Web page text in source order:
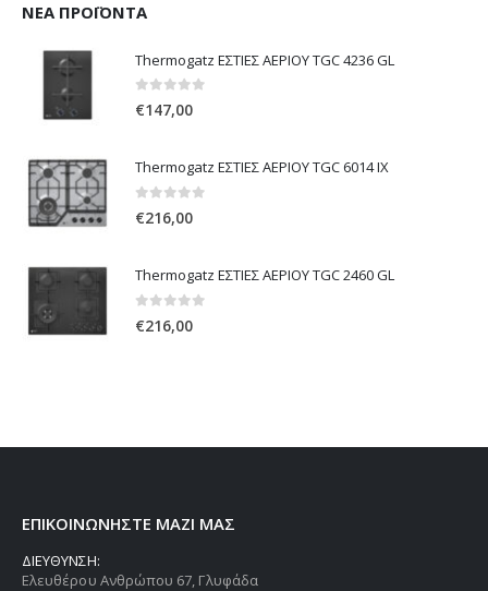
ΝΈΑ ΠΡΟΪΌΝΤΑ
Thermogatz ΕΣΤΙΕΣ ΑΕΡΙΟΥ TGC 4236 GL
0out of 5
€147,00
Thermogatz ΕΣΤΙΕΣ ΑΕΡΙΟΥ TGC 6014 IX
0out of 5
€216,00
Thermogatz ΕΣΤΙΕΣ ΑΕΡΙΟΥ TGC 2460 GL
0out of 5
€216,00
ΕΠΙΚΟΙΝΩΝΗΣΤΕ ΜΑΖΙ ΜΑΣ
ΔΙΕΥΘΥΝΣΗ:
Ελευθέρου Ανθρώπου 67, Γλυφάδα